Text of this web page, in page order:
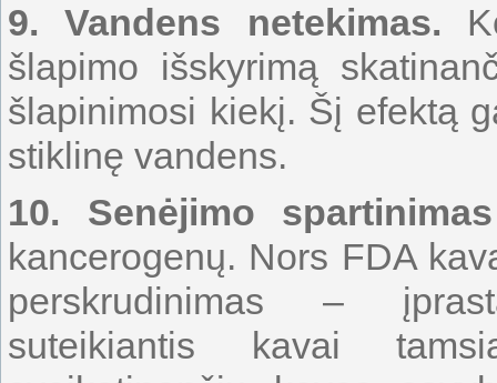
9.
Vandens netekimas.
šlapimo išskyrimą
šlapinimosi kiekį. Šį efektą
stiklinę vandens.
10. Senėjimo spartinimas
kancerogenų. Nors FDA
perskrudinimas –
suteikiantis kavai